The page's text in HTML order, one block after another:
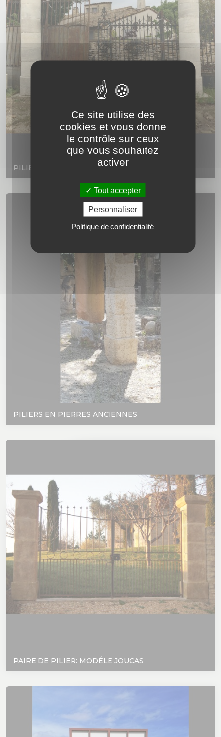
PILIER ROND
PILIERS EN PIERRES ANCIENNES
PAIRE DE PILIER: MODÉLE JOUCAS
Ce site utilise des
cookies et vous donne
le contrôle sur ceux
que vous souhaitez
activer
Tout accepter
Personnaliser
Politique de confidentialité